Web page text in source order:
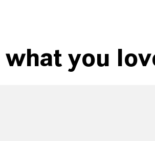
what you